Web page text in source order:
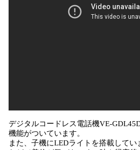
デジタルコードレス電話機VE-
機能がついています。
また、子機にLEDライトを搭載して